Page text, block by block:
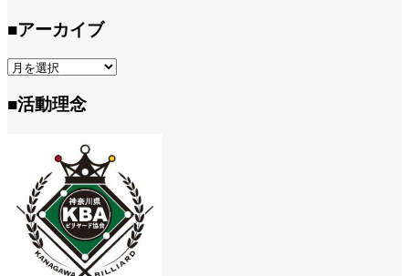
■アーカイブ
■
ー
■活動理念